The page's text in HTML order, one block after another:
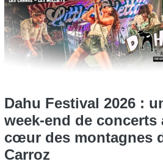
Dahu Festival 2026 :
week-end de concerts
cœur des montagnes
Carroz